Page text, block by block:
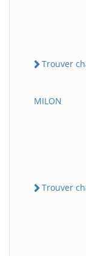
Trouver
MILON
Trouver